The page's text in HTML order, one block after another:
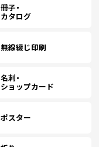
冊子・
カタログ
無線綴じ印刷
名刺・
ショップカード
ポスター